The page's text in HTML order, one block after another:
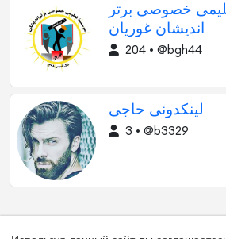
خصوصی برتر
اندیشان غوریان
204 • @bgh44
لینکدونی حاجی
3 • @b3329